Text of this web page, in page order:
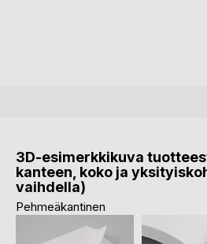
3D-esimerkkikuva
kanteen, koko ja
vaihdella)
Pehmeäkantinen